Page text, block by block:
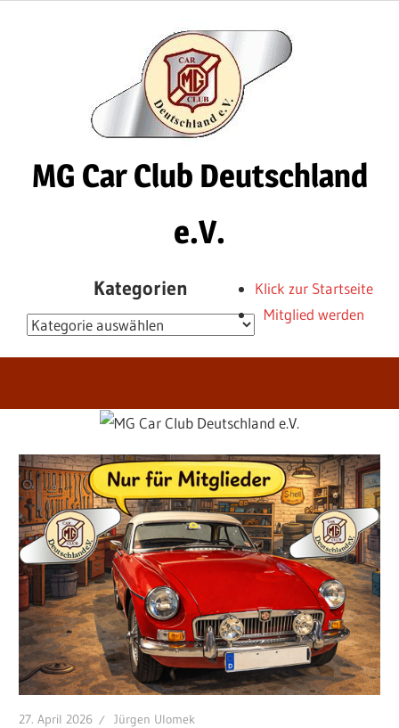
MG Car Club Deutschland
e.V.
Club
Kategorien
Kategorien
Klick zur Startseite
Mitglied werden
27. April 2026 Jürgen Ulomek